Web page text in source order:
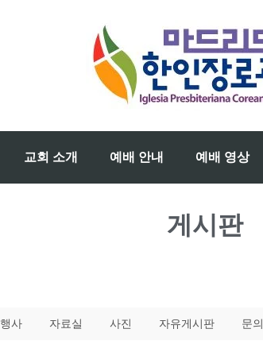
교회 소개 예배 안내 예배 영상
게시판
행사 자료실 사진 자유게시판 문의